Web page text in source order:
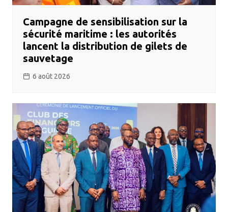
Campagne de sensibilisation sur la
sécurité maritime : les autorités
lancent la distribution de gilets de
sauvetage
6 août 2026